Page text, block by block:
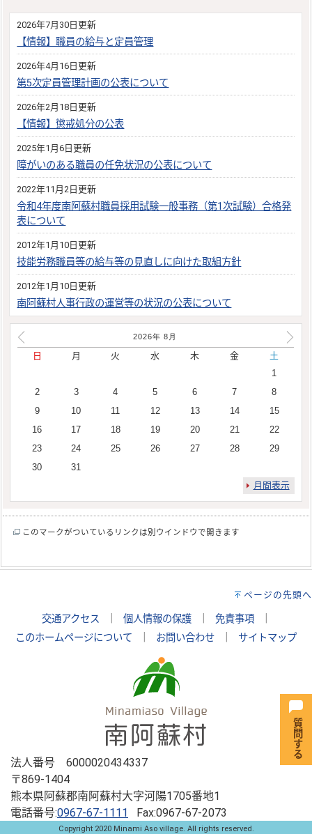
2026年7月30日更新
【情報】職員の給与と定員管理
2026年4月16日更新
第5次定員管理計画の公表について
2026年2月18日更新
【情報】懲戒処分の公表
2025年1月6日更新
障がいのある職員の任免状況の公表について
2022年11月2日更新
令和4年度南阿蘇村職員採用試験一般事務（第1次試験）合格発
表について
2012年1月10日更新
技能労務職員等の給与等の見直しに向けた取組方針
2012年1月10日更新
南阿蘇村人事行政の運営等の状況の公表について
2026年 8 月
日 月 火 水 木 金
土
1
2
3 4 5 6 7
8
9
10 11 12 13 14
15
16
17 18 19 20 21
22
23
24 25 26 27 28
29
30
31
月間表示
このマークがついているリンクは別ウインドウで開きます
ページの先頭へ
交通アクセス 個人情報の保護 免責事項
このホームページについて
お問い合わせ サイトマップ
法人番号 6000020434337
〒869-1404
熊本県阿蘇郡南阿蘇村大字河陽1705番地1
電話番号:0967-67-1111 Fax:0967-67-2073
Copyright 2020 Minami Aso village. All rights reserved.